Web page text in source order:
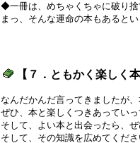
◆一冊は、めちゃくちゃに破り
まっ、そんな運命の本もあると
【７．ともかく楽しく
なんだかんだ言ってきましたが
ぜひ、本と楽しくつきあってい
そして、よい本と出会ったら、
そして、その知識を広めてくだ